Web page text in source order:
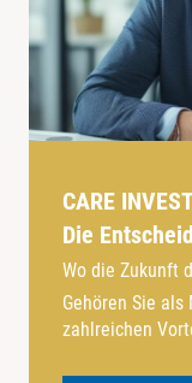
CARE
Die
Wo die Zukunft
Gehören Sie
zahlreichen